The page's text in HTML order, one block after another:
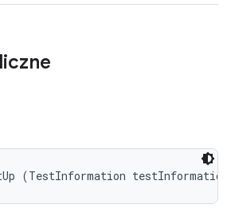
(TestInformation